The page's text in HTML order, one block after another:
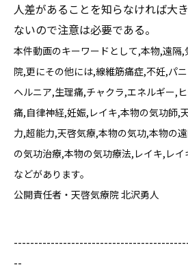
人差があることを知らなければ大
ないので注意は必要である。
本件動画のキーワードとして,本物,遠隔
院,更にその他には,線維筋痛症,不妊,パ
ヘルニア,生理痛,チャクラ,エネルギー,
痛,自律神経,妊娠,レイキ,本物の気功師,
力,超能力,天啓気療,本物の気功,本物の
の気功治療,本物の気功療法,レイキ,レ
などがあります。
公開責任者・天啓気療院 北沢勇人
--